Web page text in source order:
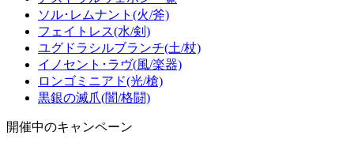
ソル･レムナント(火/斧)
フェイトレス(水/剣)
ユグドラシルブランチ(土/杖)
イノセント･ラヴ(風/楽器)
ロンゴミニアド(光/槍)
黒銀の滅爪(闇/格闘)
開催中のキャンペーン